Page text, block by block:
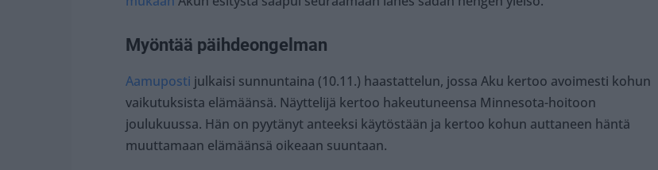
Myöntää päihdeongelman
Aamuposti julkaisi sunnuntaina (10.11.) haastattelun, jossa Aku kertoo avoimesti kohun
vaikutuksista elämäänsä. Näyttelijä kertoo hakeutuneensa Minnesota-hoitoon
joulukuussa. Hän on pyytänyt anteeksi käytöstään ja kertoo kohun auttaneen häntä
muuttamaan elämäänsä oikeaan suuntaan.